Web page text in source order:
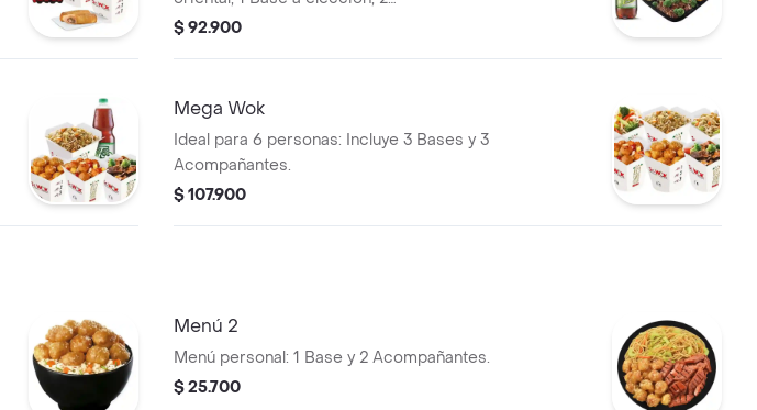
Acompañantes, 4 lumpias y una bebida
$ 92.900
Mega Wok
Ideal para 6 personas: Incluye 3 Bases y 3
Acompañantes.
$ 107.900
Menú 2
Menú personal: 1 Base y 2 Acompañantes.
$ 25.700